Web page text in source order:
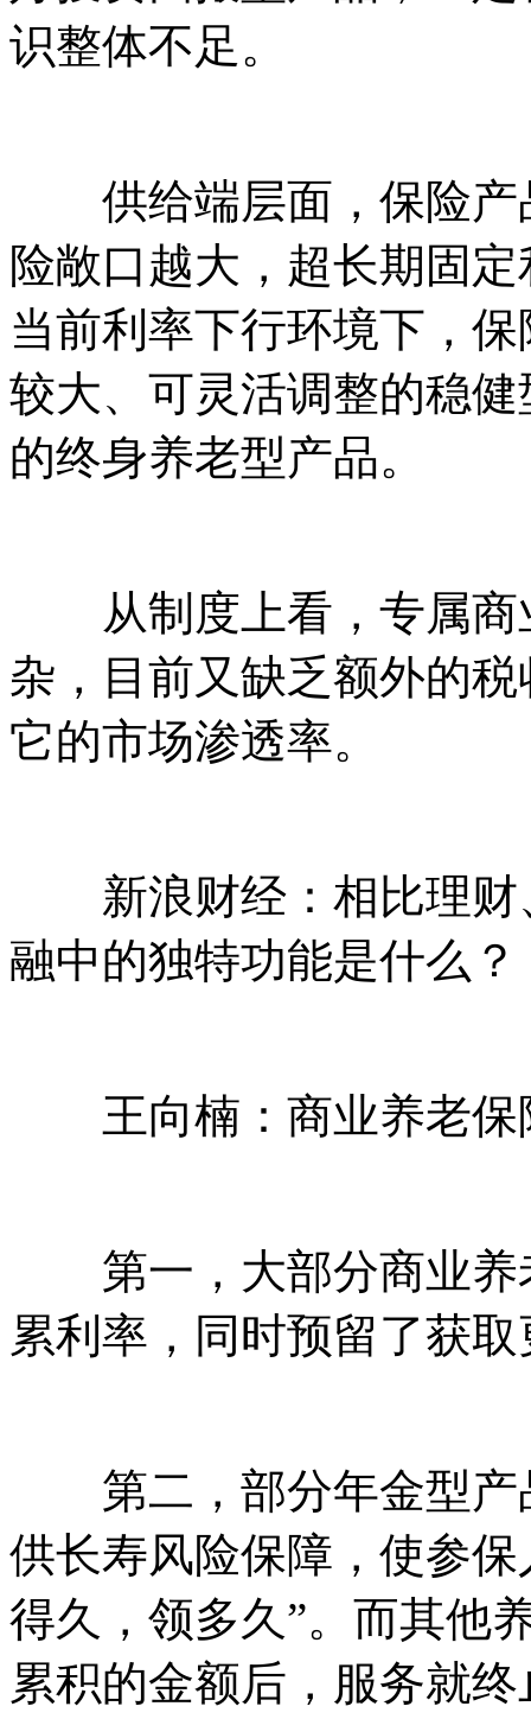
识整体不足。
供给端层面，保险产
险敞口越大，超长期固
当前利率下行环境下，
较大、可灵活调整的稳
的终身养老型产品。
从制度上看，专属商
杂，目前又缺乏额外的
它的市场渗透率。
新浪财经：相比理财
融中的独特功能是什么？
王向楠：商业养老保
第一，大部分商业养
累利率，同时预留了获
第二，部分年金型产
供长寿风险保障，使参
得久，领多久”。而其他
累积的金额后，服务就